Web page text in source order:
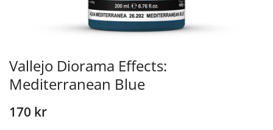
Vallejo Diorama Effects:
Mediterranean Blue
170 kr